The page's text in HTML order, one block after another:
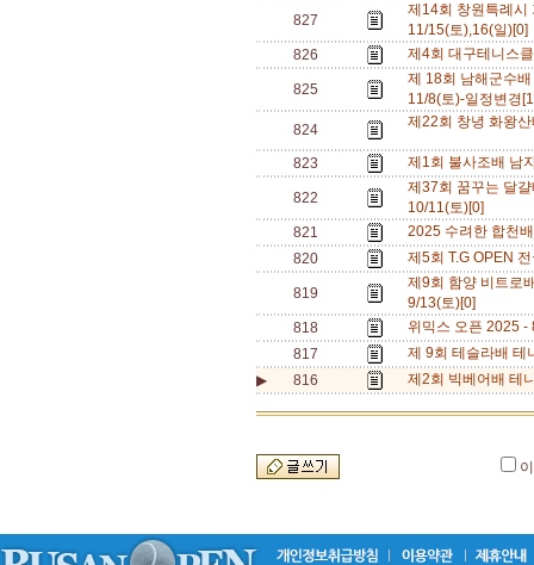
827
제14회 창원특례시
11/15(토),16(일)[0]
826
제4회 대구테니스
825
제 18회 남해군수
11/8(토)-일정변경
824
제22회 창녕 화왕
823 제1회 불사조배 남
822
제37회 꿈꾸는 달
10/11(토)[0]
821
2025 수려한 합천
820
제5회 T.G OPEN
819
제9회 함양 비트로
9/13(토)[0]
818
위믹스 오픈 2025
817
제 9회 테슬라배
▶
816 제2회 빅베어배 테